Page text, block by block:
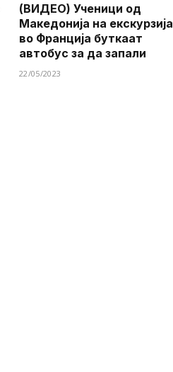
(ВИДЕО) Ученици од
Македонија на екскурзија
во Франција буткаат
автобус за да запали
22/05/2023